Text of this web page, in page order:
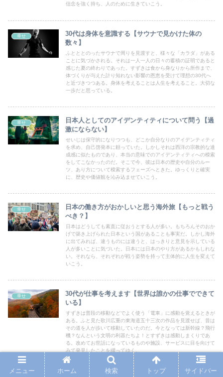
信念を強く持ち、人のために生きていこう。
幸せ
30代は身体を意識する【サウナで見かけた体の
数々】
ふとととのったサウナで周りを見渡すと、様々な「カラダ」がある
ことに気づかされる。それは一人一人の日々の蓄積の証明であると
感じた夏の終わりであった。すずきは食から身なりから所作まで、
体づくりが与えた計り知れない影響の恩恵を受けて理想の30代へ
と近づきつつある。身体を考えることは人生を考えること。大切な
一歩だと思っている。
幸せ
日本人としてのアイデンティティについて問う【過
激にならない】
せいじは保守的になりつつも、どこか自分なりのアイデンティティ
を求め、自己啓発本に頼っていた。しかしそれは西洋の宗教的な達
成感に似たものであり、本当の意味でのアイデンティティへの模索
をしてこなかったのだ。そこで今、彼は日本の歴史や自分のルー
ツ、あり方について模索するフェーズへときた。ゆっくりと確実
に、歴史や価値観を沁み込ませていこう。
幸せ
日本の働き方がおかしいと思う海外旅【もっと戦う
べき？】
日本はどうしても素直に従おうとする人が多い。もちろんそのおか
げで築き上げられた日本という国があることも事実だ。しかし海外
に出てみれば、違うものには違うと、はっきりと意見を示している
人が多いことに気づいた。日本には日本のやり方があるかもしれな
い。それなら、それぞれが戦う姿勢を持って主体的に人生を変えて
いこう。
幸せ
30代が仕事を考えます【世界は誰かの仕事でできて
いる】
すずきは普段の移動などでよく使う「電車」に感動を覚えるときが
ある。ふと見た歌川広重の東海道五十三次の作品を見渡せば、昔は
その道を人が歩いて移動していたのだ。今となっては新幹線？飛行
機？なんという文明の利器たちよ！とすずきは感動しまくりであ
る。改めてお世話になっているものや施設、サービスに目を向けて
みて発見したことを綴ってゆく。
メニュー ホーム 検索 トップ サイドバー